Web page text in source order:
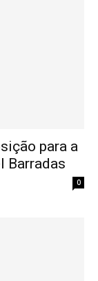
para a
Barradas
0